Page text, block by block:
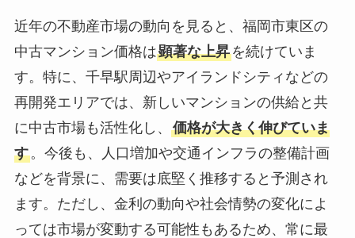
近年の不動産市場の動向を見ると、福岡市東区の
中古マンション価格は顕著な上昇を続けていま
す。特に、千早駅周辺やアイランドシティなどの
再開発エリアでは、新しいマンションの供給と共
に中古市場も活性化し、 価格が大きく伸びていま
す。今後も、人口増加や交通インフラの整備計画
などを背景に、需要は底堅く推移すると予測され
ます。ただし、金利の動向や社会情勢の変化によ
っては市場が変動する可能性もあるため、常に最